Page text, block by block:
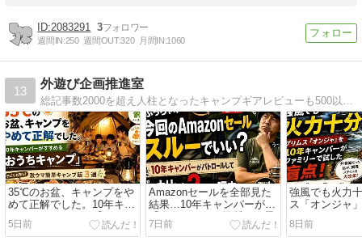
2083291 3
週間IN:250 週間OUT:320 月間IN:1060
13
外遊び企画推進室
35℃のお盆、キャンプをや
めて正解でした。10年キャ
ンパーがすすめる「おうち
キャンプ」
5日前
Amazonセールを全部見た
結果…10年キャンパーが
「今回はスルー推奨」と思
った理由
7日前
強風でも火力
ス「オンジャ
ンパーがファ
た盲点！
8日前